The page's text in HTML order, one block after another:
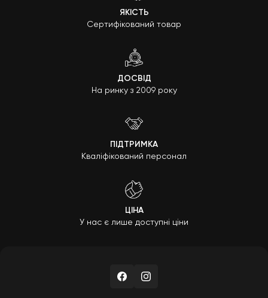
ЯКІСТЬ
Сертифікований товар
ДОСВІД
На ринку з 2009 року
ПІДТРИМКА
Кваліфікований персонал
ЦІНА
У нас є лише доступні ціни